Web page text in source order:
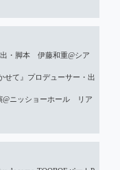
・脚本　伊藤和重@シア
せて』プロデューサー・出
ニッショーホール　リア